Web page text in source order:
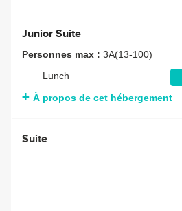
Junior Suite
Personnes max : 3A(13-100)
Lunch
À propos de cet hébergement
Suite